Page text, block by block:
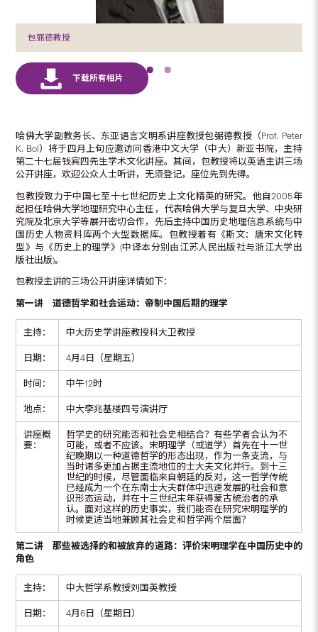
包弼德教授
哈佛大学副教务长、东亚语言文明系讲座教授包弼德教授（Prof. Peter
K. Bol）将于四月上旬应邀访问香港中文大学（中大）新亚书院，主持
第二十七届钱宾四先生学术文化讲座。其间，包教授将以英语主讲三场
公开讲座，欢迎公众人士听讲，无须登记，座位先到先得。
包教授致力于中国七至十七世纪历史上文化精英的研究。他自2005年
起担任哈佛大学地理研究中心主任，代表哈佛大学与复旦大学、中央研
究院及北京大学等展开密切合作，先后主持中国历史地理信息系统与中
国历史人物资料库两个大型数据库。包教授着有《斯文：唐宋文化转
型》与《历史上的理学》(中译本分别由江苏人民出版社与浙江大学出
版社出版)。
包教授主讲的三场公开讲座详情如下：
第一讲 道德哲学和社会运动：帝制中国后期的理学
主持： 中大历史学讲座教授科大卫教授
日期： 4月4日（星期五）
时间： 中午12时
地点： 中大李兆基楼四号演讲厅
讲座概
要：
哲学史的研究能否和社会史相结合？有些学者会认为不
可能，或者不应该。宋明理学（或道学）首先在十一世
纪晚期以一种道德哲学的形态出现，作为一条支流，与
当时诸多更加占据主流地位的士大夫文化并行。到十三
世纪的时候，尽管面临来自朝廷的反对，这一哲学传统
已经成为一个在东南士大夫群体中迅速发展的社会和意
识形态运动，并在十三世纪末年获得蒙古统治者的承
认。面对这样的历史事实，我们能否在研究宋明理学的
时候更适当地兼顾其社会史和哲学两个层面？
第二讲 那些被选择的和被放弃的道路：评价宋明理学在中国历史中的
角色
主持： 中大哲学系教授刘国英教授
日期： 4月6日（星期日）